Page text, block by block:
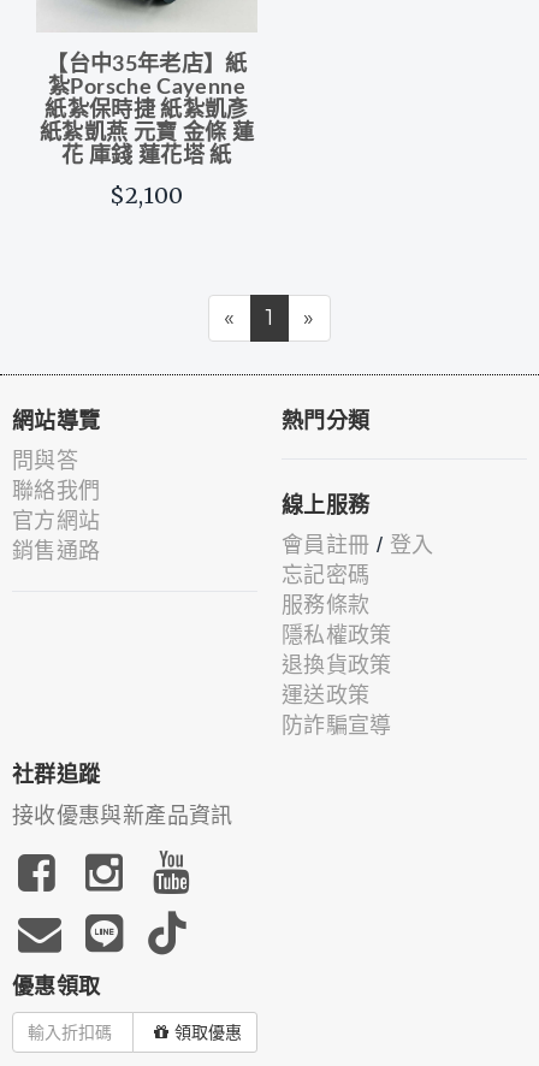
【台中35年老店】紙
紮Porsche Cayenne
紙紮保時捷 紙紮凱彥
紙紮凱燕 元寶 金條 蓮
花 庫錢 蓮花塔 紙
$2,100
« 1 »
網站導覽
問與答
聯絡我們
官方網站
銷售通路
熱門分類
線上服務
會員註冊 / 登入
忘記密碼
服務條款
隱私權政策
退換貨政策
運送政策
防詐騙宣導
社群追蹤
接收優惠與新產品資訊
優惠領取
領取優惠